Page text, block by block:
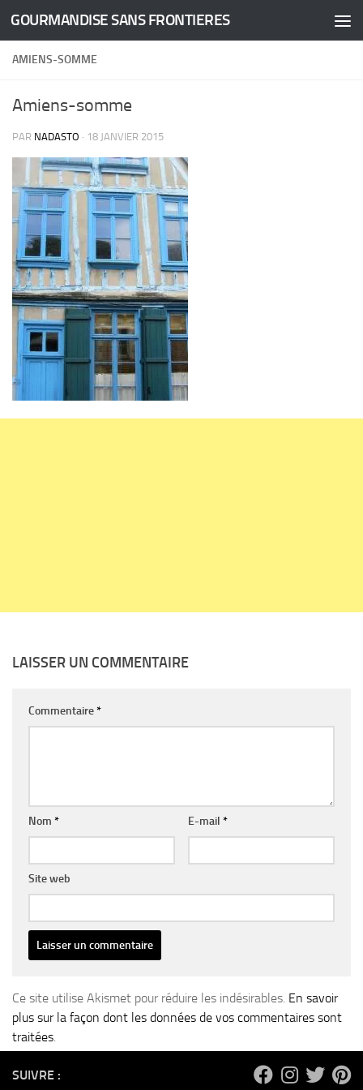
Skip to content
GOURMANDISE SANS FRONTIERES
AMIENS-SOMME
Amiens-somme
PAR NADASTO · 18 JANVIER 2015
LAISSER UN COMMENTAIRE
Commentaire*
Nom * E-mail *
Site web
Ce site utilise Akismet pour réduire les indésirables. En savoir
plus sur la façon dont les données de vos commentaires sont
traitées.
SUIVRE :